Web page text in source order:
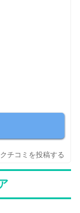
クチコミを投稿する